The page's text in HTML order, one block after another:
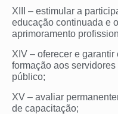
XIII – estimular a
educação continuada e
aprimoramento
XIV – oferecer e
formação aos
público;
XV – avaliar
de capacitação;